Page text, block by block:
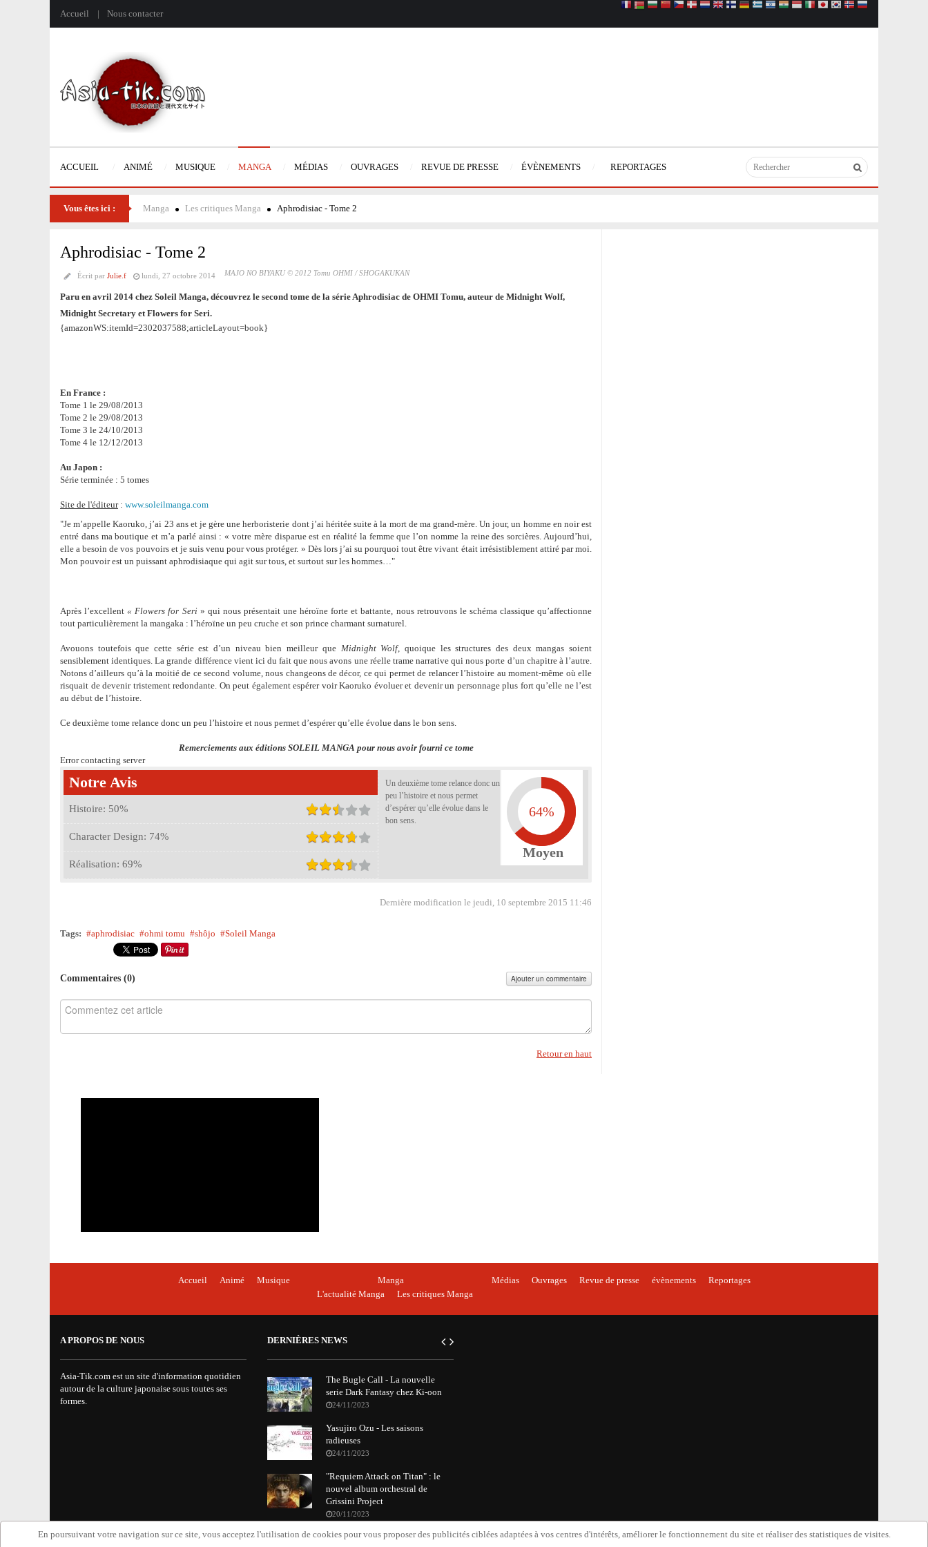
Accueil Nous contacter
ACCUEIL ANIMÉ MUSIQUE MANGA MÉDIAS OUVRAGES REVUE DE PRESSE ÉVÈNEMENTS REPORTAGES
Vous êtes ici : Manga Les critiques Manga Aphrodisiac - Tome 2
Aphrodisiac - Tome 2
Écrit par Julie.f lundi, 27 octobre 2014 MAJO NO BIYAKU © 2012 Tomu OHMI / SHOGAKUKAN
Paru en avril 2014 chez Soleil Manga, découvrez le second tome de la série Aphrodisiac de OHMI Tomu, auteur de Midnight Wolf,
Midnight Secretary et Flowers for Seri.
{amazonWS:itemId=2302037588;articleLayout=book}
En France :
Tome 1 le 29/08/2013
Tome 2 le 29/08/2013
Tome 3 le 24/10/2013
Tome 4 le 12/12/2013
Au Japon :
Série terminée : 5 tomes
Site de l'éditeur: www.soleilmanga.com
"Je m’appelle Kaoruko, j’ai 23 ans et je gère une herboristerie dont j’ai héritée suite à la mort de ma grand-mère. Un jour, un homme en noir est
entré dans ma boutique et m’a parlé ainsi : « votre mère disparue est en réalité la femme que l’on nomme la reine des sorcières. Aujourd’hui,
elle a besoin de vos pouvoirs et je suis venu pour vous protéger. » Dès lors j’ai su pourquoi tout être vivant était irrésistiblement attiré par moi.
Mon pouvoir est un puissant aphrodisiaque qui agit sur tous, et surtout sur les hommes…"
Après l’excellent« Flowers for Seri » qui nous présentait une héroïne forte et battante, nous retrouvons le schéma classique qu’affectionne
tout particulièrement la mangaka : l’héroïne un peu cruche et son prince charmant surnaturel.
Avouons toutefois que cette série est d’un niveau bien meilleur que Midnight Wolf, quoique les structures des deux mangas soient
sensiblement identiques. La grande différence vient ici du fait que nous avons une réelle trame narrative qui nous porte d’un chapitre à l’autre.
Notons d’ailleurs qu’à la moitié de ce second volume, nous changeons de décor, ce qui permet de relancer l’histoire au moment-même où elle
risquait de devenir tristement redondante. On peut également espérer voir Kaoruko évoluer et devenir un personnage plus fort qu’elle ne l’est
au début de l’histoire.
Ce deuxième tome relance donc un peu l’histoire et nous permet d’espérer qu’elle évolue dans le bon sens.
Remerciements aux éditions SOLEIL MANGA pour nous avoir fourni ce tome
Error contacting server
Notre Avis
Histoire: 50%
Character Design: 74%
Réalisation: 69%
64%
Moyen
Un deuxième tome relance donc un
peu l’histoire et nous permet
d’espérer qu’elle évolue dans le
bon sens.
Dernière modification le jeudi, 10 septembre 2015 11:46
Tags: aphrodisiac ohmi tomu shôjo Soleil Manga
Commentaires (0) Ajouter un commentaire
Retour en haut
BEYBLADE BURST - Tome 1 disponible
World War Demons - La bande annonce
En poursuivant votre navigation sur ce site, vous acceptez l'utilisation de cookies pour vous proposer des publicités ciblées adaptées à vos centres d'intérêts, améliorer le fonctionnement du site et réaliser des statistiques de visites.
Accueil Animé Musique
Manga
L'actualité Manga
Les critiques Manga
Médias Ouvrages Revue de presse évènements Reportages
A PROPOS DE NOUS
Asia-Tik.com est un site d'information quotidien
autour de la culture japonaise sous toutes ses
formes.
DERNIÈRES NEWS
The Bugle Call - La nouvelle
serie Dark Fantasy chez Ki-oon
24/11/2023
Yasujiro Ozu - Les saisons
radieuses
24/11/2023
"Requiem Attack on Titan" : le
nouvel album orchestral de
Grissini Project
20/11/2023